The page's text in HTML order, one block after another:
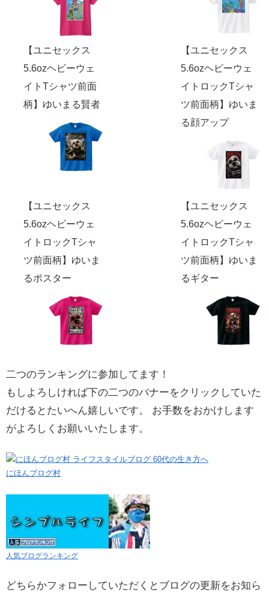
【ユニセックス
5.6ozヘビーウェ
イトTシャツ前面
柄】ゆいまる賢者
【ユニセックス
5.6ozヘビーウェ
イトロックTシャ
ツ前面柄】ゆいま
る顔アップ
【ユニセックス
5.6ozヘビーウェ
イトロックTシャ
ツ前面柄】ゆいま
るポスター
【ユニセックス
5.6ozヘビーウェ
イトロックTシャ
ツ前面柄】ゆいま
るギター
二つのランキングに参加してます！
もしよろしければ下の二つのバナーをクリックしていた
だけるとたいへん嬉しいです。 お手数をおかけします
がよろしくお願いいたします。
にほんブログ村
人気ブログランキング
どちらかフォローしていただくとブログの更新をお知ら